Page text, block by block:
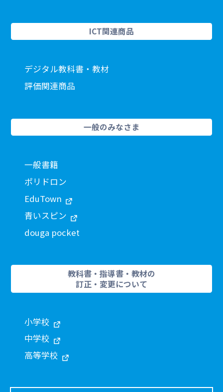
ICT関連商品
デジタル教科書・教材
評価関連商品
一般のみなさま
一般書籍
ポリドロン
EduTown
青いスピン
douga pocket
教科書・指導書・教材の
訂正・変更について
小学校
中学校
高等学校